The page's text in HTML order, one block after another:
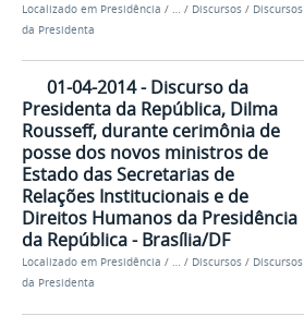
Localizado em Presidência / … / Discursos / Discursos
da Presidenta
01-04-2014 - Discurso da
Presidenta da República, Dilma
Rousseff, durante cerimônia de
posse dos novos ministros de
Estado das Secretarias de
Relações Institucionais e de
Direitos Humanos da Presidência
da República - Brasília/DF
Localizado em Presidência / … / Discursos / Discursos
da Presidenta